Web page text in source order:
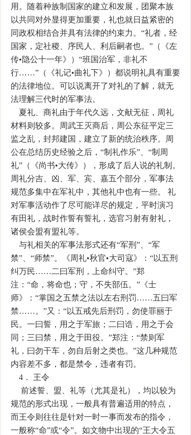
用。随着种族制国家的建立和发展，团聚本族
以共同对外显得更加重要，礼也就日益紧密的
同政权相结合并具有法律的约束力。“礼者，经
国家，定社稷、序民人、利后嗣者也。”（《左
传•隐公十一年》）“班国治军，非礼不
行……”（《礼记•曲礼下》）都说明礼具有重要
的法律地位。可以说离开了对礼的了解，就无
法理解三代时的军事法。
夏礼、商礼由于年代久远，文献无征，周礼
材料则较多。周武王灭商后，周公东征平定三
监之乱，封邦建国，建立了新的统治秩序。周
公在总结历史经验之后，“制礼作乐”、“制周
礼”（《尚书•大传》），形成了后人说的礼制。
周礼分吉、凶、军、宾、嘉五个部分，军事法
规范多集中在军礼中，其他礼中也有一些。 礼
对军事活动作了尽可能详尽的规定，平时演习
有田礼，战时作誓有誓礼，选官习射有射礼，
诸侯会盟有盟礼等。
与礼相关的军事法形式还有“军刑”、“军
禁”、“师禁”。《周礼•秋官•大司寇》：“以五刑
纠万民……二曰军刑，上命纠守。”郑
注：“命，将命也；守，不失部伍。”《士
师》：“掌国之五禁之法以左右刑罚……五曰军
禁……。”又：“以五戒先后刑罚，勿使罪丽于
民。一曰誓，用之于军旅；二曰诰，用之于会
同；三曰禁，用之于田役。”郑注：“禁则军
礼，曰勿干车，勿自后射之类也。”这几种规范
内容差不多，都是禁令，违者有罚。
4． 王令
前述誓、盟、礼等（尤其是礼），均以较为
规范的形式出现，一般具有普遍适用的特点，
而王令则往往是针对一时一事而发布的指令，
一般称“命”或“令”。如文物中出现的“王大令五